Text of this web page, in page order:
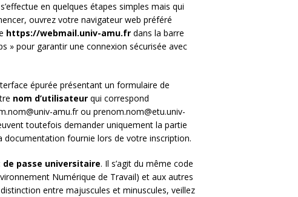
en quelques étapes simples mais qui
ouvrez votre navigateur web préféré
https://webmail.univ-amu.fr dans la barre
» pour garantir une connexion sécurisée avec
épurée présentant un formulaire de
nom d’utilisateur qui correspond
amu.fr ou prenom.nom@etu.univ-
toutefois demander uniquement la partie
documentation fournie lors de votre inscription.
de passe universitaire. Il s’agit du même code
Numérique de Travail) et aux autres
entre majuscules et minuscules, veillez